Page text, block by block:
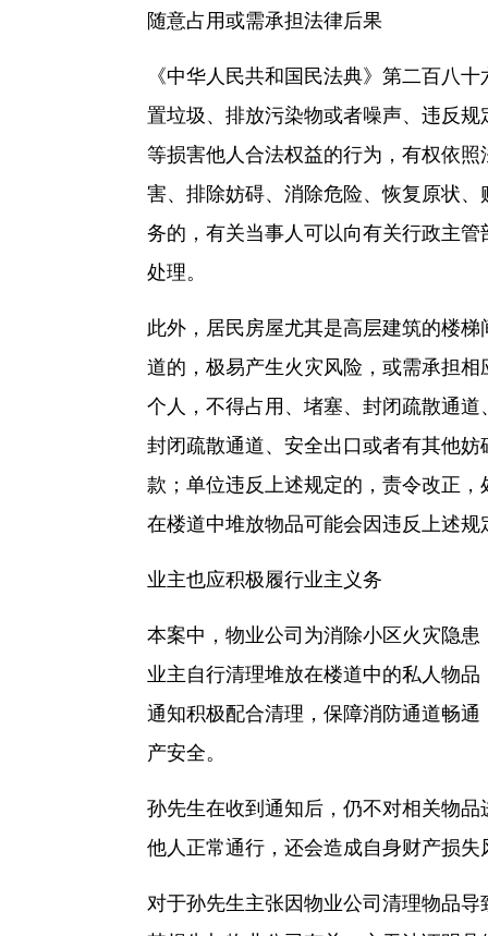
随意占用或需承担法律后果
《中华人民共和国民法典》第二百八
置垃圾、排放污染物或者噪声、违反
等损害他人合法权益的行为，有权依
害、排除妨碍、消除危险、恢复原状
务的，有关当事人可以向有关行政主
处理。
此外，居民房屋尤其是高层建筑的楼
道的，极易产生火灾风险，或需承担
个人，不得占用、堵塞、封闭疏散通
封闭疏散通道、安全出口或者有其他
款；单位违反上述规定的，责令改正
在楼道中堆放物品可能会因违反上述
业主也应积极履行业主义务
本案中，物业公司为消除小区火灾隐
业主自行清理堆放在楼道中的私人物
通知积极配合清理，保障消防通道畅
产安全。
孙先生在收到通知后，仍不对相关物
他人正常通行，还会造成自身财产损失
对于孙先生主张因物业公司清理物品